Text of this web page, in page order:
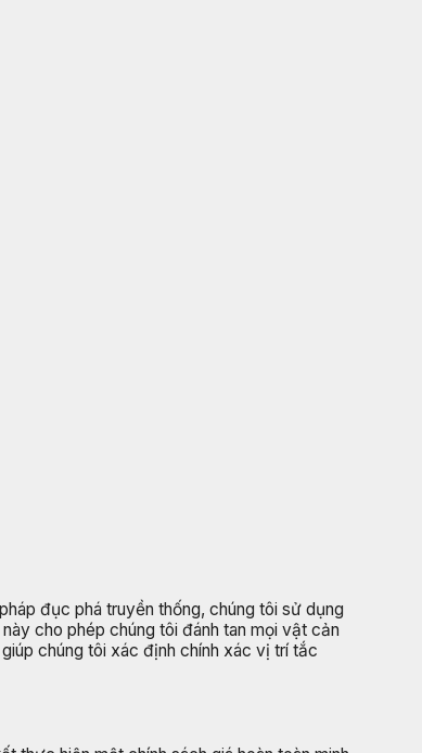
đục phá truyền thống, chúng tôi sử dụng
cho phép chúng tôi đánh tan mọi vật cản
chúng tôi xác định chính xác vị trí tắc